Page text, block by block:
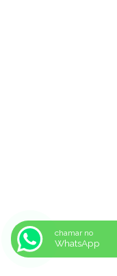
chamar no
WhatsApp